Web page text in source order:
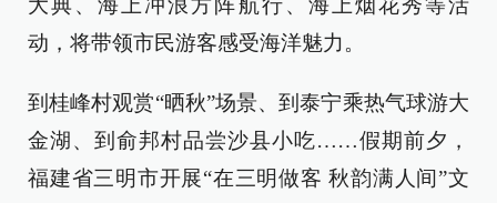
大典、海上冲浪方阵航行、海上烟花秀等活
动，将带领市民游客感受海洋魅力。
到桂峰村观赏“晒秋”场景、到泰宁乘热气球游大
金湖、到俞邦村品尝沙县小吃……假期前夕，
福建省三明市开展“在三明做客 秋韵满人间”文